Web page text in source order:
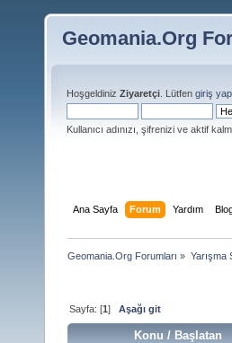
Geomania.Org
Hoşgeldiniz Ziyaretçi . Lütfen giriş
Kullanıcı adınızı, şifrenizi ve aktif
Ana Sayfa Forum Yardım
Geomania.Org Forumları » Yarışma
Sayfa: [1]Aşağı git
Konu /Başlatan